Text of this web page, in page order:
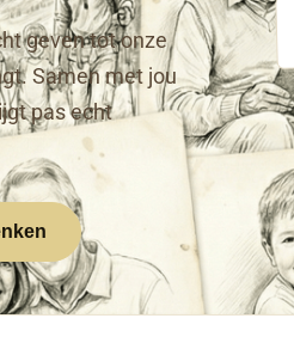
geven tot onze
Samen met jou
pas echt